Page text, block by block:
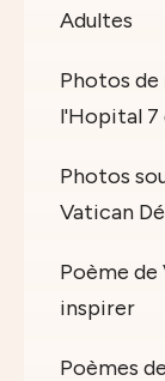
Adultes
Photos
l'Hopital 7
Photos
Vatican
Poème
inspirer
Poèmes